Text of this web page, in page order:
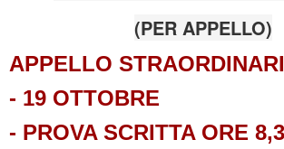
(PER APPELLO)
APPELLO
- 19 OTTOBRE
- PROVA SCRITTA ORE